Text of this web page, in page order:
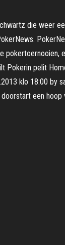
die weer
pelit
klo 18:00 by
een hoop